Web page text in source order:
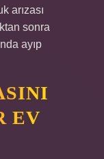
arızası
sonra
ayıp
EV